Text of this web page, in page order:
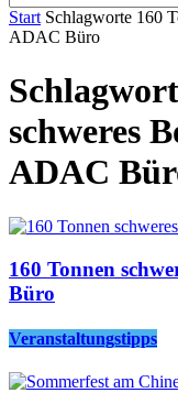
Start Schlagworte 160
ADAC Büro
schweres
ADAC
160 Tonnen
Büro
Veranstaltungstipps